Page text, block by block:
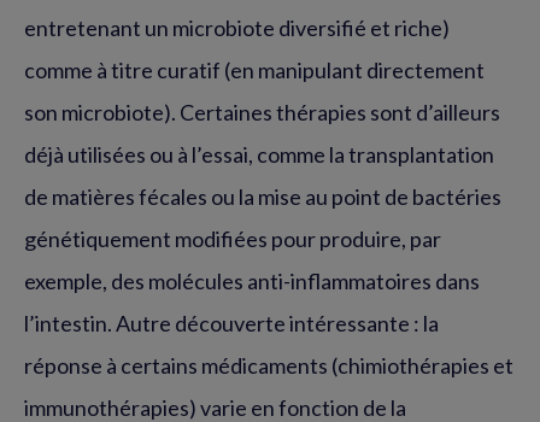
entretenant un microbiote diversifié et riche)
comme à titre curatif (en manipulant directement
son microbiote). Certaines thérapies sont d’ailleurs
déjà utilisées ou à l’essai, comme la transplantation
de matières fécales ou la mise au point de bactéries
génétiquement modifiées pour produire, par
exemple, des molécules anti-inflammatoires dans
l’intestin. Autre découverte intéressante : la
réponse à certains médicaments (chimiothérapies et
immunothérapies) varie en fonction de la